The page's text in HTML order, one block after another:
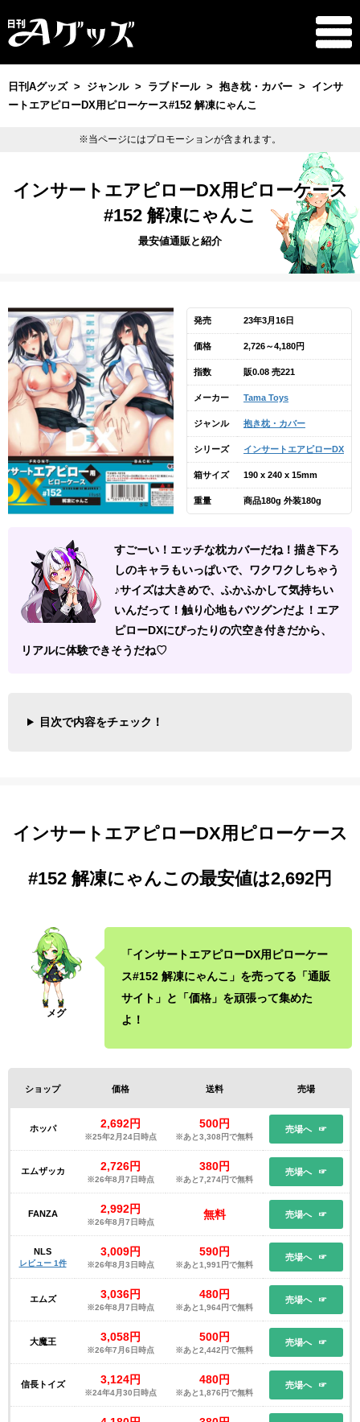
日刊Aグッズ ジャンル ラブドール 抱き枕・カバー
インサ
ートエアピローDX用ピローケース#152 解凍にゃんこ
※当ページにはプロモーションが含まれます。
インサートエアピローDX用ピローケース
#152 解凍にゃんこ
最安値通販と紹介
発売 23年3月16日
価格 2,726～4,180円
指数 販0.08 売221
メーカー Tama Toys
ジャンル 抱き枕・カバー
シリーズ インサートエアピローDX
箱サイズ 190 x 240 x 15mm
重量 商品180g 外装180g
すごーい！エッチな枕カバーだね！描き下ろ
しのキャラもいっぱいで、ワクワクしちゃう
♪サイズは大きめで、ふかふかして気持ちい
いんだって！触り心地もバツグンだよ！エア
ピローDXにぴったりの穴空き付きだから、
リアルに体験できそうだね♡
目次で内容をチェック！
インサートエアピローDX用ピローケース
#152 解凍にゃんこの最安値は2,692円
「インサートエアピローDX用ピローケー
ス#152 解凍にゃんこ」を売ってる「通販
サイト」と「価格」を頑張って集めた
よ！
ショップ 価格 送料 売場
ホッパ 2,692円
※25年2月24日時点
500円
※あと3,308円で無料
売場へ
エムザッカ 2,726円
※26年8月7日時点
380円
※あと7,274円で無料
売場へ
FANZA 2,992円
※26年8月7日時点
無料 売場へ
NLS
レビュー 1件
3,009円
※26年8月3日時点
590円
※あと1,991円で無料
売場へ
エムズ 3,036円
※26年8月7日時点
480円
※あと1,964円で無料
売場へ
大魔王 3,058円
※26年7月6日時点
500円
※あと2,442円で無料
売場へ
信長トイズ 3,124円
※24年4月30日時点
480円
※あと1,876円で無料
売場へ